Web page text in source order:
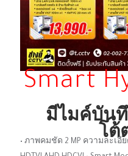
Smart
มีไมค์บันทึ
โต้
• ภาพคมชัด 2 MP ความละเอี